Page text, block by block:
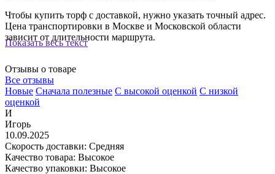
Показать весь текст
Чтобы купить торф с доставкой, нужно указать точный адрес.
Цена транспортировки в Москве и Московской области
зависит от длительности маршрута.
Отзывы о товаре
Все отзывы
Новые Сначала полезные С высокой оценкой С низкой
оценкой
И
Игорь
10.09.2025
Скорость доставки: Средняя
Качество товара: Высокое
Качество упаковки: Высокое